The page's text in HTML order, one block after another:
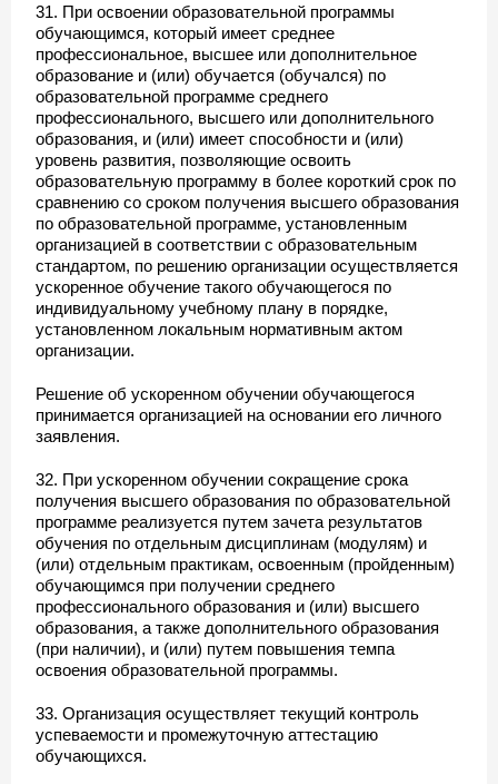
31. При освоении образовательной программы
обучающимся, который имеет среднее
профессиональное, высшее или дополнительное
образование и (или) обучается (обучался) по
образовательной программе среднего
профессионального, высшего или дополнительного
образования, и (или) имеет способности и (или)
уровень развития, позволяющие освоить
образовательную программу в более короткий срок по
сравнению со сроком получения высшего образования
по образовательной программе, установленным
организацией в соответствии с образовательным
стандартом, по решению организации осуществляется
ускоренное обучение такого обучающегося по
индивидуальному учебному плану в порядке,
установленном локальным нормативным актом
организации.
Решение об ускоренном обучении обучающегося
принимается организацией на основании его личного
заявления.
32. При ускоренном обучении сокращение срока
получения высшего образования по образовательной
программе реализуется путем зачета результатов
обучения по отдельным дисциплинам (модулям) и
(или) отдельным практикам, освоенным (пройденным)
обучающимся при получении среднего
профессионального образования и (или) высшего
образования, а также дополнительного образования
(при наличии), и (или) путем повышения темпа
освоения образовательной программы.
33. Организация осуществляет текущий контроль
успеваемости и промежуточную аттестацию
обучающихся.